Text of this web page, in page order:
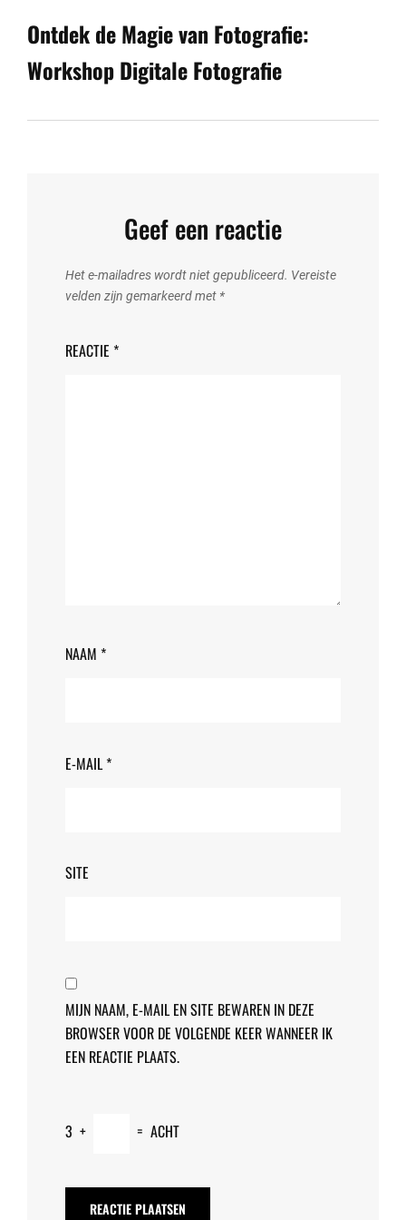
Post
Ontdek de Magie van Fotografie:
Workshop Digitale Fotografie
Geef een reactie
Het e-mailadres wordt niet gepubliceerd. Vereiste
velden zijn gemarkeerd met *
REACTIE *
NAAM *
E-MAIL*
SITE
MIJN NAAM, E-MAIL EN SITE BEWAREN IN DEZE
BROWSER VOOR DE VOLGENDE KEER WANNEER IK
EEN REACTIE PLAATS.
3 + = ACHT